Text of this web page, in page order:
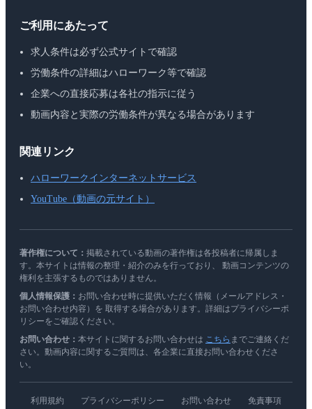
ご利用にあたって
求人条件は必ず公式サイトで確認
労働条件の詳細はハローワーク等で確認
企業への直接応募は各社の指示に従う
動画内容と実際の労働条件が異なる場合があります
関連リンク
ハローワークインターネットサービス
YouTube（動画の元サイト）
著作権について： 掲載されている動画の著作権は各投稿者に帰属しま
す。本サイトは情報の整理・紹介のみを行っており、 動画コンテンツの
権利を主張するものではありません。
個人情報保護： お問い合わせ時に提供いただく情報（メールアドレス・
お問い合わせ内容）を 取得する場合があります。詳細はプライバシーポ
リシーをご確認ください。
お問い合わせ： 本サイトに関するお問い合わせは こちら までご連絡くだ
さい。動画内容に関するご質問は、各企業に直接お問い合わせくださ
い。
利用規約 プライバシーポリシー お問い合わせ 免責事項